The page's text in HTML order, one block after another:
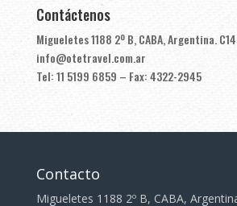
Contáctenos
Migueletes 1188 2º B, CABA, Argentina.
info@otetravel.com.ar
Tel: 11 5199 6859 – Fax: 4322-2945
Contacto
Migueletes 1188 2º B, CABA,